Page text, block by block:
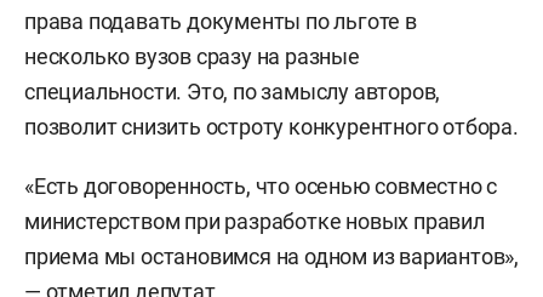
права подавать документы по льготе в
несколько вузов сразу на разные
специальности. Это, по замыслу авторов,
позволит снизить остроту конкурентного отбора.
«Есть договоренность, что осенью совместно с
министерством при разработке новых правил
приема мы остановимся на одном из вариантов»,
— отметил депутат.